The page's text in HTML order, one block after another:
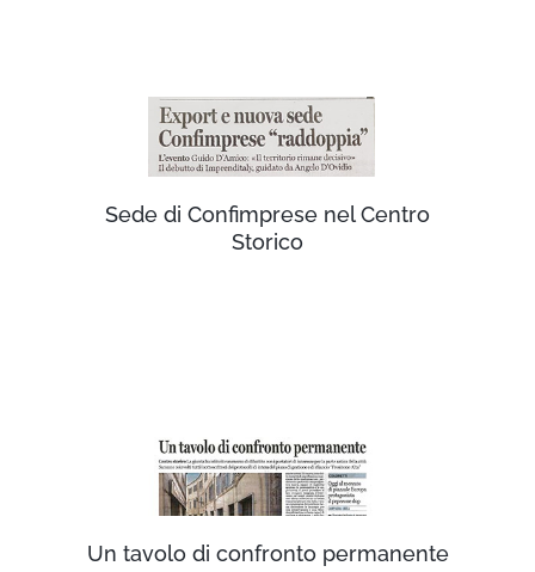
Sede di Confimprese nel Centro
Storico
Un tavolo di confronto permanente